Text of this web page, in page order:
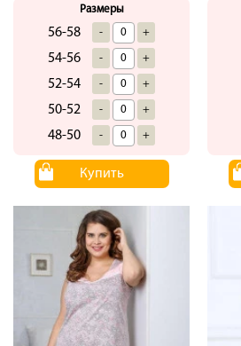
Размеры
56-58 - +
54-56 - +
52-54 - +
50-52 - +
48-50 - +
Купить